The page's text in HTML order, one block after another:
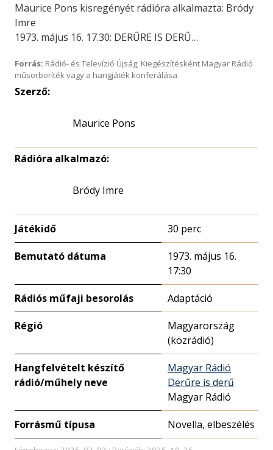
Maurice Pons kisregényét rádióra alkalmazta: Bródy
Imre
1973. május 16. 17.30: DERŰRE IS DERŰ…
Forrás: Rádió- és Televízió Újság; Kiegészítésként Magyar Rádió
műsorboríték vagy a hangjáték konferálása
Szerző:
Maurice Pons
Rádióra alkalmazó:
Bródy Imre
Játékidő 30 perc
Bemutató dátuma
1973. május 16.
17:30
Rádiós műfaji besorolás Adaptáció
Régió
Magyarország
(közrádió)
Hangfelvételt készítő
rádió/műhely neve
Magyar Rádió
Derűre is derű
Magyar Rádió
Forrásmű típusa Novella, elbeszélés